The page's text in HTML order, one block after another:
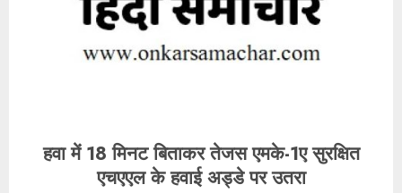
हवा में 18 मिनट बिताकर तेजस एमके-1ए सुरक्षित
एचएएल के हवाई अड्डे पर उतरा